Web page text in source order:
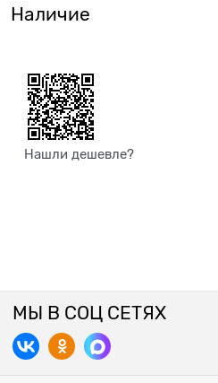
Наличие
Нашли дешевле?
МЫ В СОЦ СЕТЯХ